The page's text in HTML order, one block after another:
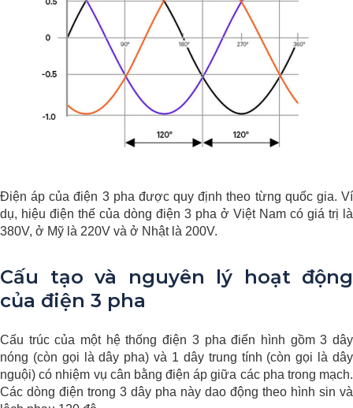
Điện áp của điện 3 pha được quy định theo từng quốc gia. Ví
dụ, hiệu điện thế của dòng điện 3 pha ở Việt Nam có giá trị là
380V, ở Mỹ là 220V và ở Nhật là 200V.
Cấu tạo và nguyên lý hoạt động
của điện 3 pha
Cấu trúc của một hệ thống điện 3 pha điển hình gồm 3 dây
nóng (còn gọi là dây pha) và 1 dây trung tính (còn gọi là dây
nguội) có nhiệm vụ cân bằng điện áp giữa các pha trong mạch.
Các dòng điện trong 3 dây pha này dao động theo hình sin và